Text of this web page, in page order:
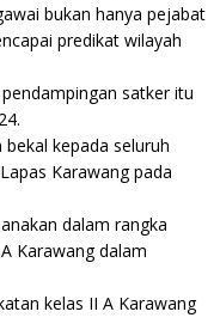
bukan hanya pejabat
predikat wilayah
satker itu
kepada seluruh
Karawang pada
dalam rangka
Karawang dalam
kelas II A Karawang